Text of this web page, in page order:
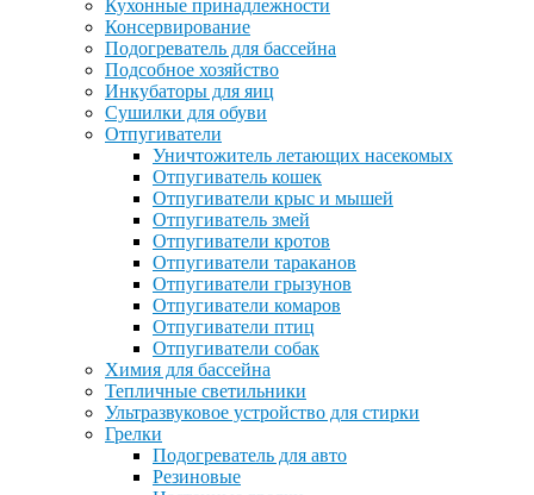
Кухонные принадлежности
Консервирование
Подогреватель для бассейна
Подсобное хозяйство
Инкубаторы для яиц
Сушилки для обуви
Отпугиватели
Уничтожитель летающих насекомых
Отпугиватель кошек
Отпугиватели крыс и мышей
Отпугиватель змей
Отпугиватели кротов
Отпугиватели тараканов
Отпугиватели грызунов
Отпугиватели комаров
Отпугиватели птиц
Отпугиватели собак
Химия для бассейна
Тепличные светильники
Ультразвуковое устройство для стирки
Грелки
Подогреватель для авто
Резиновые